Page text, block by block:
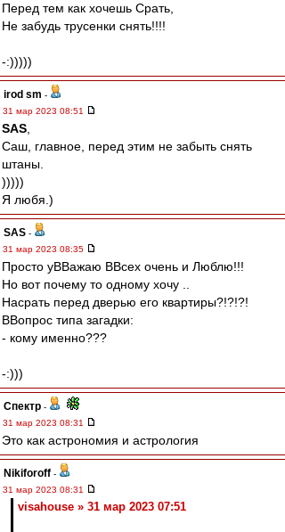
Перед тем как хочешь Срать,
Не забудь трусенки снять!!!!
-:)))))
irod sm -
31 мар 2023 08:51
SAS
Саш, главное, перед этим не забыть снять
штаны.
)))))
Я любя.)
SAS -
31 мар 2023 08:35
Просто уВВажаю ВВсех очень и Люблю!!!
Но вот почему то одному хочу ..
Насрать перед дверью его квартиры?!?!?!
ВВопрос типа загадки:
- кому именно???
-:)))
Спектр -
31 мар 2023 08:31
Это как астрономия и астрология
Nikiforoff -
31 мар 2023 08:31
visahouse » 31 мар 2023 07:51